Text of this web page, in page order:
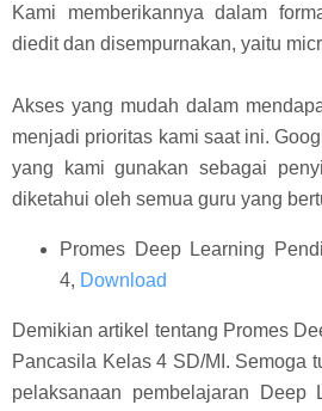
Kami memberikannya dalam
diedit dan disempurnakan, yaitu
Akses yang mudah dalam
menjadi prioritas kami saat ini.
yang kami gunakan sebagai
diketahui oleh semua guru yang
Promes Deep Learning
4, Download
Demikian artikel tentang Promes
Pancasila Kelas 4 SD/MI. Semoga
pelaksanaan pembelajaran Deep